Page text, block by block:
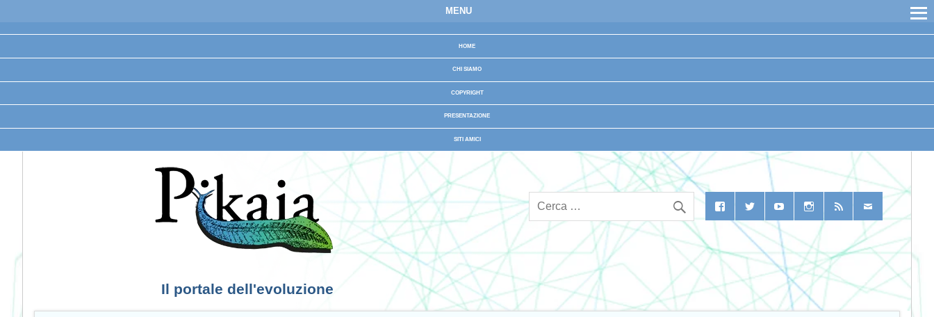
MENU
HOME
CHI SIAMO
COPYRIGHT
PRESENTAZIONE
SITI AMICI
Il portale dell'evoluzione